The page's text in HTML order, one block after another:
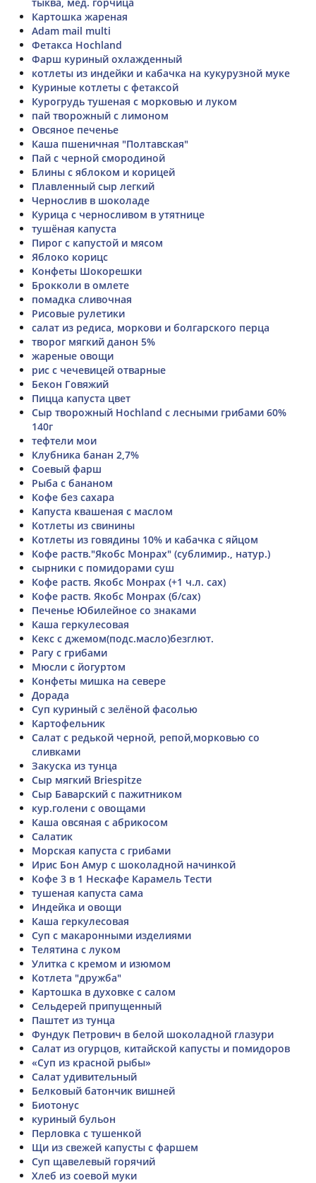
Картошка жареная
Adam mail multi
Фетакса Hochland
Фарш куриный охлажденный
котлеты из индейки и кабачка на кукурузной муке
Куриные котлеты с фетаксой
Курогрудь тушеная с морковью и луком
пай творожный с лимоном
Овсяное печенье
Каша пшеничная "Полтавская"
Пай с черной смородиной
Блины с яблоком и корицей
Плавленный сыр легкий
Чернослив в шоколаде
Курица с черносливом в утятнице
тушёная капуста
Пирог с капустой и мясом
Яблоко корицс
Конфеты Шокорешки
Брокколи в омлете
помадка сливочная
Рисовые рулетики
салат из редиса, моркови и болгарского перца
творог мягкий данон 5%
жареные овощи
рис с чечевицей отварные
Бекон Говяжий
Пицца капуста цвет
Сыр творожный Hochland с лесными грибами 60%
140г
тефтели мои
Клубника банан 2,7%
Соевый фарш
Рыба с бананом
Кофе без сахара
Капуста квашеная с маслом
Котлеты из свинины
Котлеты из говядины 10% и кабачка с яйцом
Кофе раств."Якобс Монрах" (сублимир., натур.)
сырники с помидорами суш
Кофе раств. Якобс Монрах (+1 ч.л. сах)
Кофе раств. Якобс Монрах (б/сах)
Печенье Юбилейное со знаками
Каша геркулесовая
Кекс с джемом(подс.масло)безглют.
Рагу с грибами
Мюсли с йогуртом
Конфеты мишка на севере
Дорада
Суп куриный с зелёной фасолью
Картофельник
Салат с редькой черной, репой,морковью со
сливками
Закуска из тунца
Сыр мягкий Briespitze
Сыр Баварский с пажитником
кур.голени с овощами
Каша овсяная с абрикосом
Салатик
Морская капуста с грибами
Ирис Бон Амур с шоколадной начинкой
Кофе 3 в 1 Нескафе Карамель Тести
тушеная капуста сама
Индейка и овощи
Каша геркулесовая
Суп с макаронными изделиями
Телятина с луком
Улитка с кремом и изюмом
Котлета "дружба"
Картошка в духовке с салом
Сельдерей припущенный
Паштет из тунца
Фундук Петрович в белой шоколадной глазури
Салат из огурцов, китайской капусты и помидоров
«Суп из красной рыбы»
Салат удивительный
Белковый батончик вишней
Биотонус
куриный бульон
Перловка с тушенкой
Щи из свежей капусты с фаршем
Суп щавелевый горячий
Хлеб из соевой муки